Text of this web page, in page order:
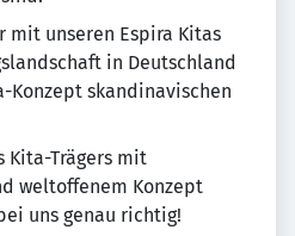
mit unseren Espira Kitas
in Deutschland
skandinavischen
Kita-Trägers mit
weltoffenem Konzept
uns genau richtig!